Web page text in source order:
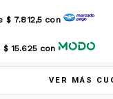
$ 7.812,5 con
$ 15.625con
VER MÁS